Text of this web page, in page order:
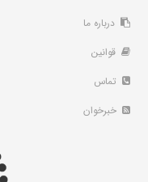
درباره ما
قوانین
تماس
خبرخوان